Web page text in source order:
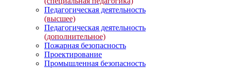
Педагогическая деятельность
(высшее)
Педагогическая деятельность
(дополнительное)
Пожарная безопасность
Проектирование
Промышленная безопасность